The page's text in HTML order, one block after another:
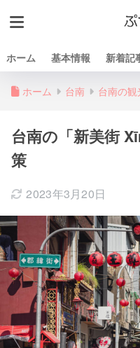
ホーム 基本情報 新着記
ホーム 台南 台南の観
台南の「新美街
策
2023年3月20日